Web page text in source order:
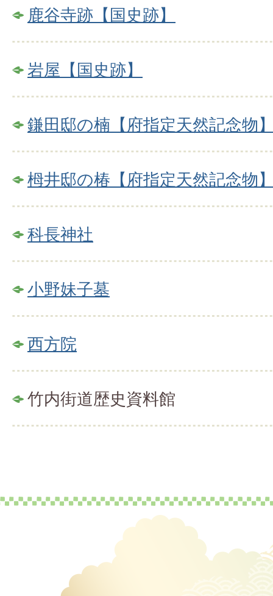
鹿谷寺跡【国史跡】
岩屋【国史跡】
鎌田邸の楠【府指定天然記念物
栂井邸の椿【府指定天然記念物
科長神社
小野妹子墓
西方院
竹内街道歴史資料館